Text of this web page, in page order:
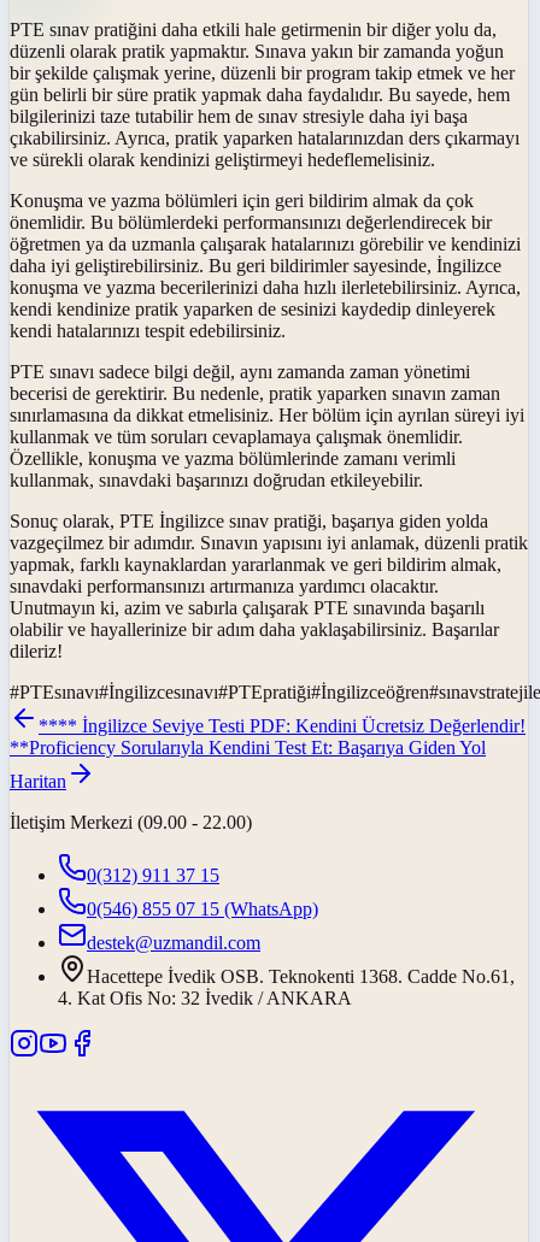
PTE sınav pratiğini daha etkili hale getirmenin bir diğer yolu da,
düzenli olarak pratik yapmaktır. Sınava yakın bir zamanda yoğun
bir şekilde çalışmak yerine, düzenli bir program takip etmek ve her
gün belirli bir süre pratik yapmak daha faydalıdır. Bu sayede, hem
bilgilerinizi taze tutabilir hem de sınav stresiyle daha iyi başa
çıkabilirsiniz. Ayrıca, pratik yaparken hatalarınızdan ders çıkarmayı
ve sürekli olarak kendinizi geliştirmeyi hedeflemelisiniz.
Konuşma ve yazma bölümleri için geri bildirim almak da çok
önemlidir. Bu bölümlerdeki performansınızı değerlendirecek bir
öğretmen ya da uzmanla çalışarak hatalarınızı görebilir ve kendinizi
daha iyi geliştirebilirsiniz. Bu geri bildirimler sayesinde, İngilizce
konuşma ve yazma becerilerinizi daha hızlı ilerletebilirsiniz. Ayrıca,
kendi kendinize pratik yaparken de sesinizi kaydedip dinleyerek
kendi hatalarınızı tespit edebilirsiniz.
PTE sınavı sadece bilgi değil, aynı zamanda zaman yönetimi
becerisi de gerektirir. Bu nedenle, pratik yaparken sınavın zaman
sınırlamasına da dikkat etmelisiniz. Her bölüm için ayrılan süreyi iyi
kullanmak ve tüm soruları cevaplamaya çalışmak önemlidir.
Özellikle, konuşma ve yazma bölümlerinde zamanı verimli
kullanmak, sınavdaki başarınızı doğrudan etkileyebilir.
Sonuç olarak, PTE İngilizce sınav pratiği, başarıya giden yolda
vazgeçilmez bir adımdır. Sınavın yapısını iyi anlamak, düzenli pratik
yapmak, farklı kaynaklardan yararlanmak ve geri bildirim almak,
sınavdaki performansınızı artırmanıza yardımcı olacaktır.
Unutmayın ki, azim ve sabırla çalışarak PTE sınavında başarılı
olabilir ve hayallerinize bir adım daha yaklaşabilirsiniz. Başarılar
dileriz!
#PTEsınavı#İngilizcesınavı#PTEpratiği#İngilizceöğren#
**** İngilizce Seviye Testi PDF: Kendini Ücretsiz Değerlendir!
**Proficiency Sorularıyla Kendini Test Et: Başarıya Giden Yol
Haritan
İletişim Merkezi (09.00 - 22.00)
0(312) 911 37 15
0(546) 855 07 15 (WhatsApp)
destek@uzmandil.com
Hacettepe İvedik OSB. Teknokenti 1368. Cadde No.61,
4. Kat Ofis No: 32 İvedik / ANKARA